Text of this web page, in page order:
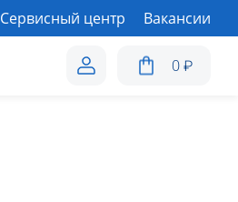
Сервисный центр Вакансии
0₽